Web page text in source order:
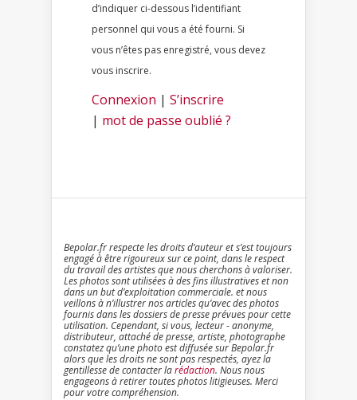
d’indiquer ci-dessous l’identifiant
personnel qui vous a été fourni. Si
vous n’êtes pas enregistré, vous devez
vous inscrire.
Connexion | S’inscrire
| mot de passe oublié ?
Bepolar.fr respecte les droits d’auteur et s’est toujours
engagé à être rigoureux sur ce point, dans le respect
du travail des artistes que nous cherchons à valoriser.
Les photos sont utilisées à des fins illustratives et non
dans un but d’exploitation commerciale. et nous
veillons à n’illustrer nos articles qu’avec des photos
fournis dans les dossiers de presse prévues pour cette
utilisation. Cependant, si vous, lecteur - anonyme,
distributeur, attaché de presse, artiste, photographe
constatez qu’une photo est diffusée sur Bepolar.fr
alors que les droits ne sont pas respectés, ayez la
gentillesse de contacter larédaction. Nous nous
engageons à retirer toutes photos litigieuses. Merci
pour votre compréhension.